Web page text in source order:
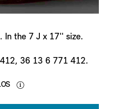
In the 7 J x 17'' size.
36 13 6 771 412.